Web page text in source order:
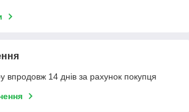
впродовж 14 днів за рахунок покупця